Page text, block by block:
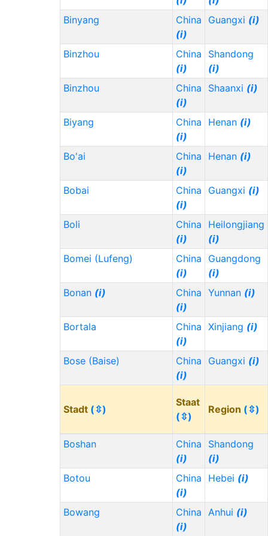
Aruba (AW)
3,000
Antigua & Barbuda
1,000
Andorra (AD) 2,000
Binyang
China
(i)
Guangxi (i)
Binzhou
China
(i)
Shandong
(i)
Binzhou
China
(i)
Shaanxi (i)
Biyang
China
(i)
Henan (i)
Bo'ai
China
(i)
Henan (i)
Bobai
China
(i)
Guangxi (i)
Boli
China
(i)
Heilongjiang
(i)
Bomei (Lufeng)
China
(i)
Guangdong
(i)
Bonan (i)
China
(i)
Yunnan (i)
Bortala
China
(i)
Xinjiang (i)
Bose (Baise)
China
(i)
Guangxi (i)
Stadt (⇳)
Staat
(⇳)
Region (⇳)
Boshan
China
(i)
Shandong
(i)
Botou
China
(i)
Hebei (i)
Bowang
China
(i)
Anhui (i)